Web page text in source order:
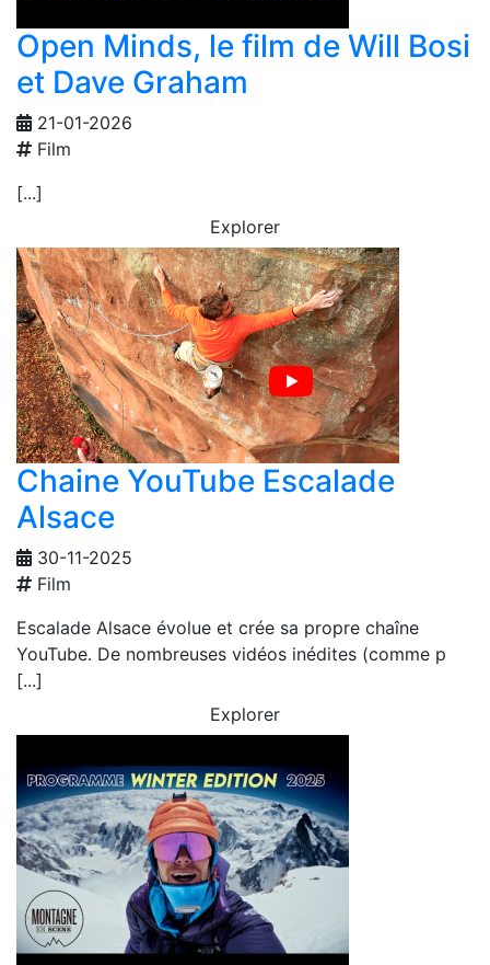
Open Minds, le film de Will Bosi
et Dave Graham
21-01-2026
Film
[...]
Explorer
Chaine YouTube Escalade
Alsace
30-11-2025
Film
Escalade Alsace évolue et crée sa propre chaîne
YouTube. De nombreuses vidéos inédites (comme p
[...]
Explorer